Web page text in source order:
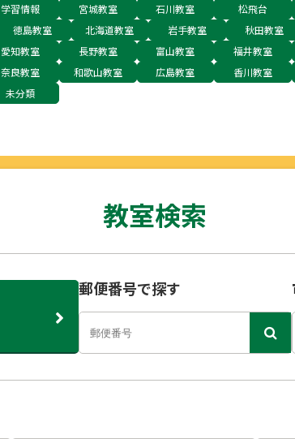
学習情報 宮城教室 石川教室 松飛台
徳島教室 北海道教室 岩手教室 秋田教室
愛知教室 長野教室 富山教室 福井教室
奈良教室 和歌山教室 広島教室 香川教室
未分類
教室検索
郵便番号で探す